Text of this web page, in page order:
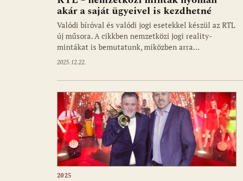
akár a saját ügyeivel is kezdhetné
Valódi bíróval és valódi jogi esetekkel készül az RTL
új műsora. A cikkben nemzetközi jogi reality-
mintákat is bemutatunk, miközben arra…
2025.12.22.
2025